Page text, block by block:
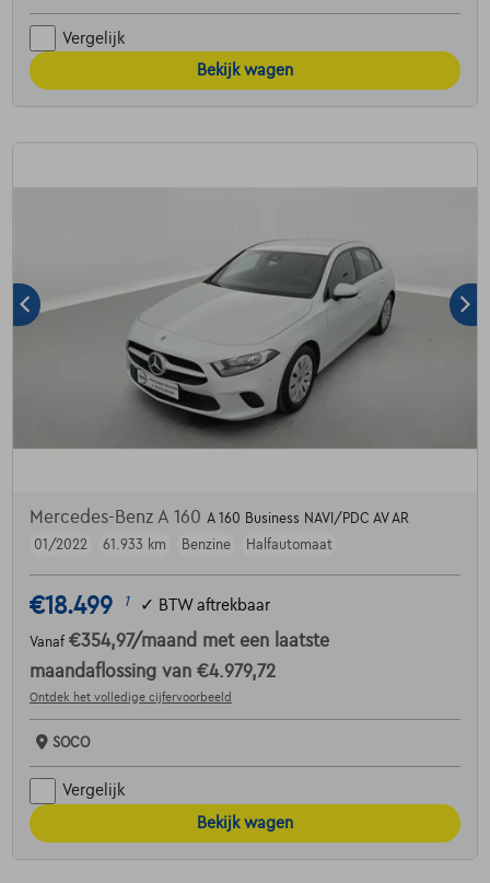
Vergelijk
Bekijk wagen
Mercedes-Benz A 160 A 160 Business NAVI/PDC AV AR
01/2022
61.933 km Benzine Halfautomaat
€18.499 1 ✓ BTW aftrekbaar
Vanaf €354,97/maand met een laatste
maandaflossing van €4.979,72
Ontdek het volledige cijfervoorbeeld
SOCO
Vergelijk
Bekijk wagen